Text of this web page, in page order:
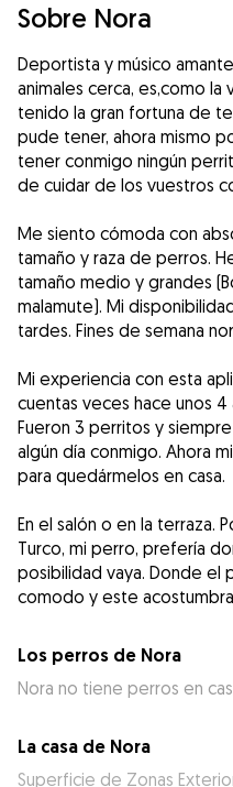
Sobre Nora
Deportista y músico
animales cerca, es,como la
tenido la gran fortuna de
pude tener, ahora mismo
tener conmigo ningún
de cuidar de los vuestros
Me siento cómoda con
tamaño y raza de perros.
tamaño medio y grandes
malamute). Mi
tardes. Fines de semana
Mi experiencia con esta
cuentas veces hace unos
Fueron 3 perritos y
algún día conmigo. Ahora
para quedármelos en casa.
En el salón o en la terraza.
Turco, mi perro, prefería
posibilidad vaya. Donde el
comodo y este
Los perros de Nora
Nora no tiene perros en
La casa de Nora
Superficie de Zonas